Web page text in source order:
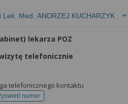
Med. ANDRZEJ KUCHARZYK
lekarza POZ
telefonicznie
telefonicznego kontaktu
numer
telefonu do rejestracji